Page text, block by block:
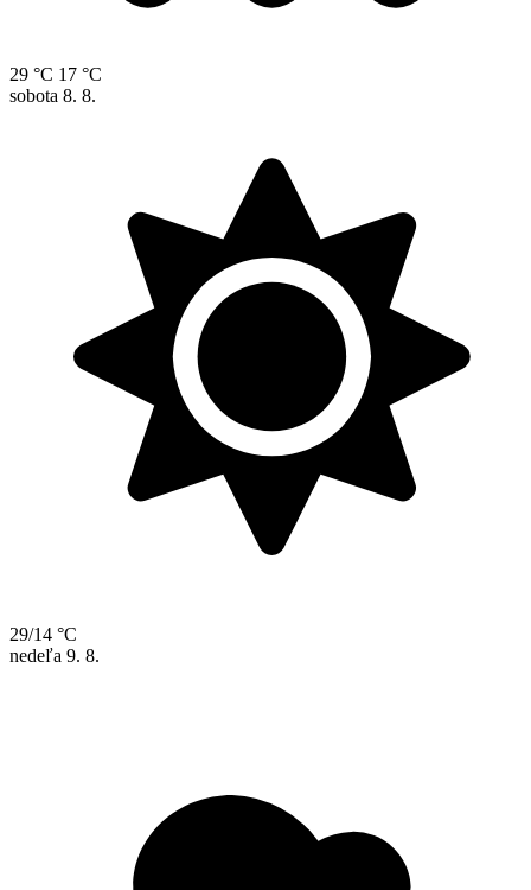
29 °C 17 °C
sobota 8. 8.
29/14 °C
nedeľa 9. 8.